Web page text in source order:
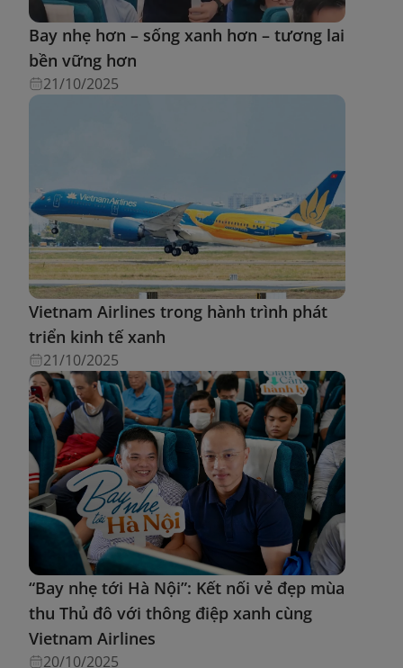
Bay nhẹ hơn – sống xanh hơn – tương lai
bền vững hơn
21/10/2025
Vietnam Airlines trong hành trình phát
triển kinh tế xanh
21/10/2025
“Bay nhẹ tới Hà Nội”: Kết nối vẻ đẹp mùa
thu Thủ đô với thông điệp xanh cùng
Vietnam Airlines
20/10/2025